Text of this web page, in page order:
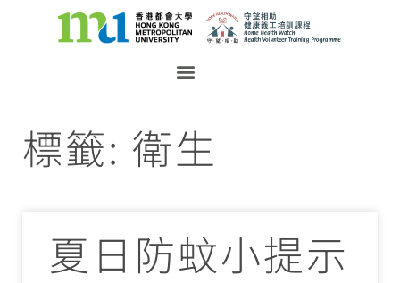
標籤: 衛生
夏日防蚊小提示